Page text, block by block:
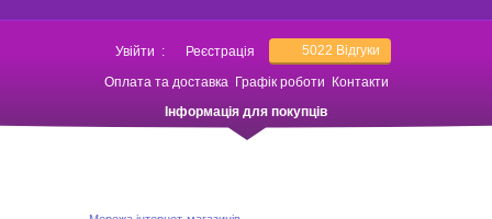
Увійти : Реєстрація 5022 Відгуки
Оплата та доставка Графік роботи
Контакти
Інформація для покупців